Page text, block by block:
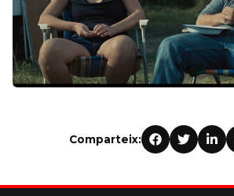
Comparteix: